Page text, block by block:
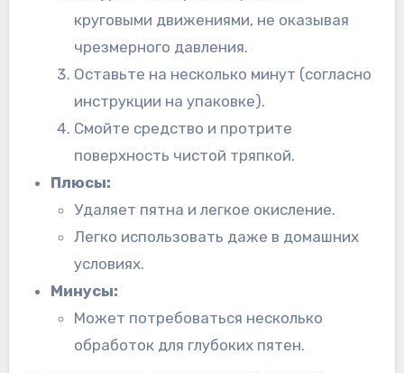
круговыми движениями, не оказывая
чрезмерного давления.
Оставьте на несколько минут (согласно
инструкции на упаковке).
Смойте средство и протрите
поверхность чистой тряпкой.
Плюсы:
Удаляет пятна и легкое окисление.
Легко использовать даже в домашних
условиях.
Минусы:
Может потребоваться несколько
обработок для глубоких пятен.